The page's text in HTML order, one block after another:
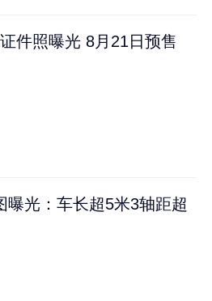
件照曝光 8月21日预售
曝光：车长超5米3轴距超